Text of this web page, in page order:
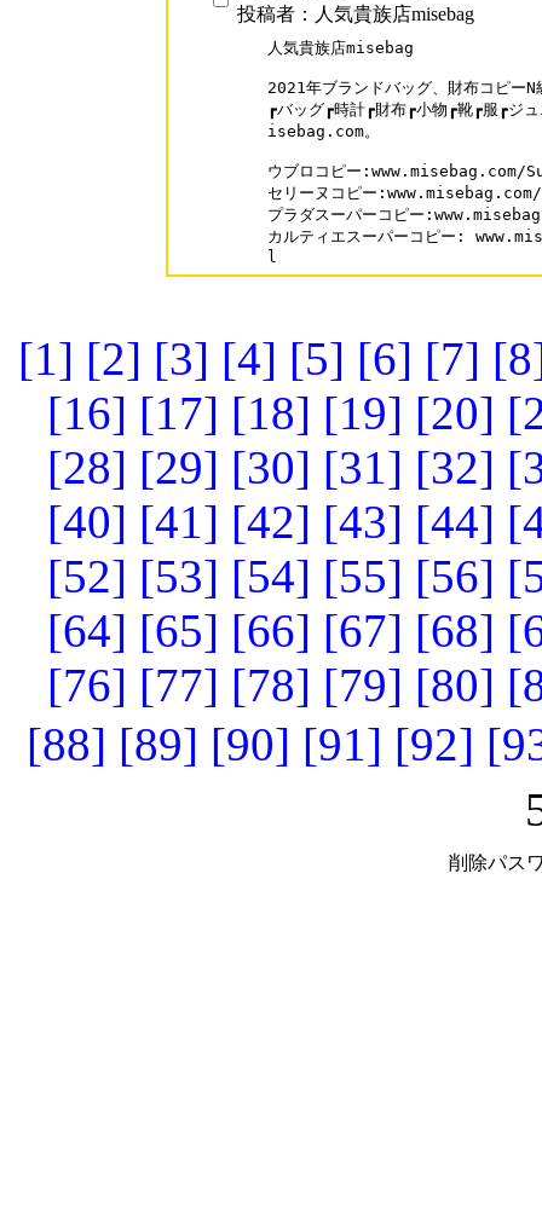
投稿者：人気貴族店misebag
人気貴族店misebag
2021年ブランドバッグ、財布コピーN
┏バッグ┏時計┏財布┏小物┏靴┏服┏ジ
isebag.com。
ウブロコピー
セリーヌコピー
プラダスーパーコピー
カルティエスーパーコピー:
l
[1] [2] [3] [4] [5] [6] [7]
[16] [17] [18] [19] [20]
[28] [29] [30] [31] [32]
[40] [41] [42] [43] [44]
[52] [53] [54] [55] [56]
[64] [65] [66] [67] [68]
[76] [77] [78] [79] [80]
[88] [89] [90] [91] [92]
削除パス